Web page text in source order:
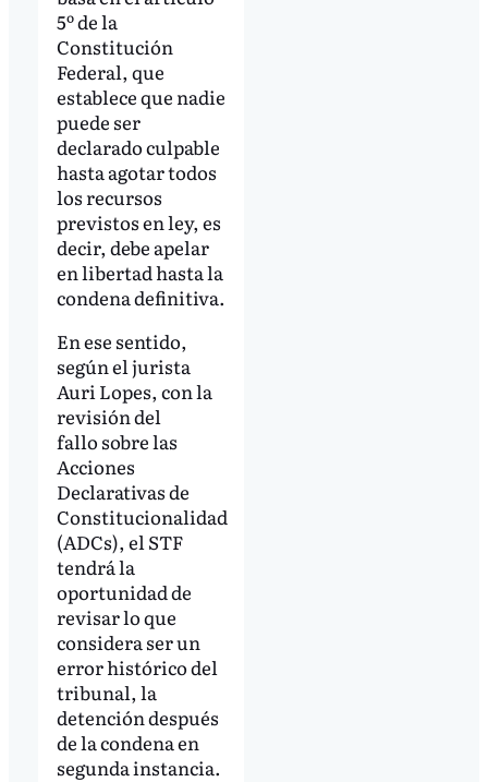
5º de la
Constitución
Federal, que
establece que nadie
puede ser
declarado culpable
hasta agotar todos
los recursos
previstos en ley, es
decir, debe apelar
en libertad hasta la
condena definitiva.
En ese sentido,
según el jurista
Auri Lopes, con la
revisión del
fallo sobre las
Acciones
Declarativas de
Constitucionalidad
(ADCs), el STF
tendrá la
oportunidad de
revisar lo que
considera ser un
error histórico del
tribunal, la
detención después
de la condena en
segunda instancia.